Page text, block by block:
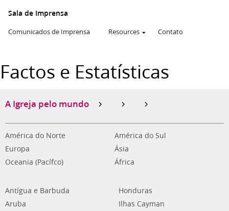
Sala de Imprensa
Comunicados de Imprensa Resources Contato
Factos e Estatísticas
A Igreja pelo mundo
América do Norte
América do Sul
Europa
Ásia
Oceania (Pacífco)
África
Antígua e Barbuda
Aruba
Honduras
Ilhas Cayman